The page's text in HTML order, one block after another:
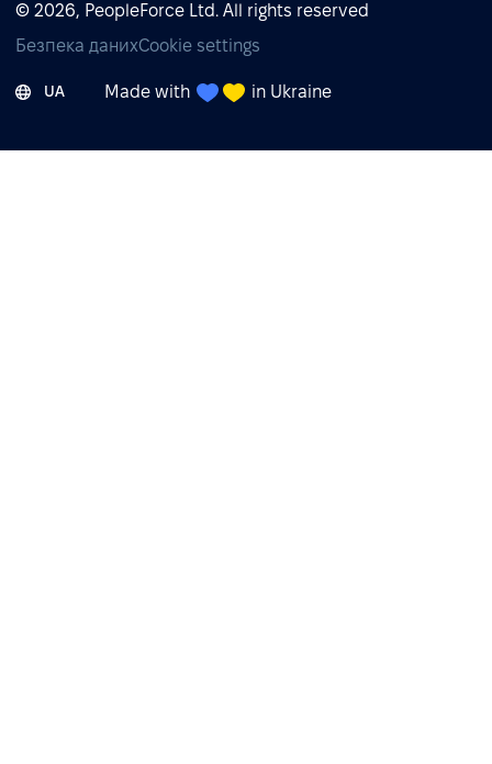
© 2026, PeopleForce Ltd. All rights reserved
Безпека данихCookie settings
UA Made with in Ukraine